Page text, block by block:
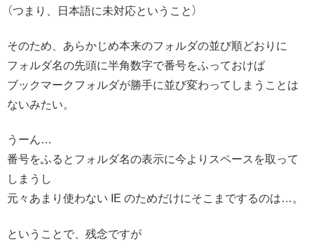
（つまり、日本語に未対応ということ）
そのため、あらかじめ本来のフォルダの並び順どおりに
フォルダ名の先頭に半角数字で番号をふっておけば
ブックマークフォルダが勝手に並び変わってしまうことは
ないみたい。
うーん…
番号をふるとフォルダ名の表示に今よりスペースを取って
しまうし
元々あまり使わない IE のためだけにそこまでするのは…。
ということで、残念ですが